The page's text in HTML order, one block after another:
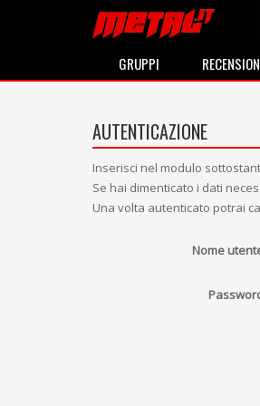
GRUPPI
AUTENTICAZIONE
Inserisci nel modulo
Se hai dimenticato i dati
Una volta autenticato potrai
Nome